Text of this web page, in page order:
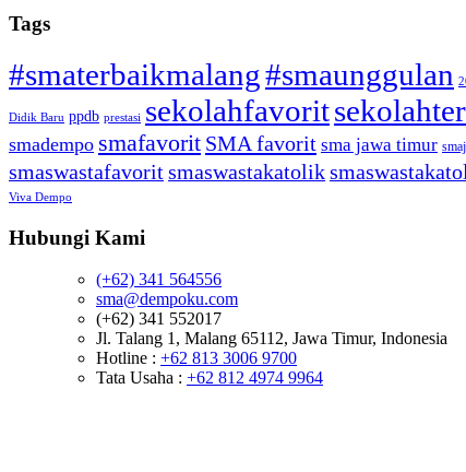
Tags
#smaterbaikmalang#smaunggulan
Didik Baru ppdb prestasi sekolahfavorit
smadempo smafavorit SMA favorit sma jawa timur
smaswastafavoritsmaswastakatolik
Viva Dempo
Hubungi Kami
(+62) 341 564556
sma@dempoku.com
(+62) 341 552017
Jl. Talang 1, Malang 65112, Jawa Timur, Indonesia
Hotline : +62 813 3006 9700
Tata Usaha : +62 812 4974 9964